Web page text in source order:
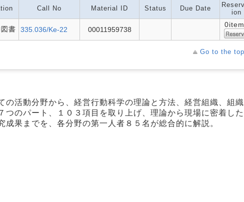
Call No Material ID Status Due Date
ion
書 335.036/Ke-22 00011959738
Go to the
活動分野から、経営行動科学の理論と方法、経営組織、組
のパート、１０３項目を取り上げ、理論から現場に密着した
果までを、各分野の第一人者８５名が総合的に解説。